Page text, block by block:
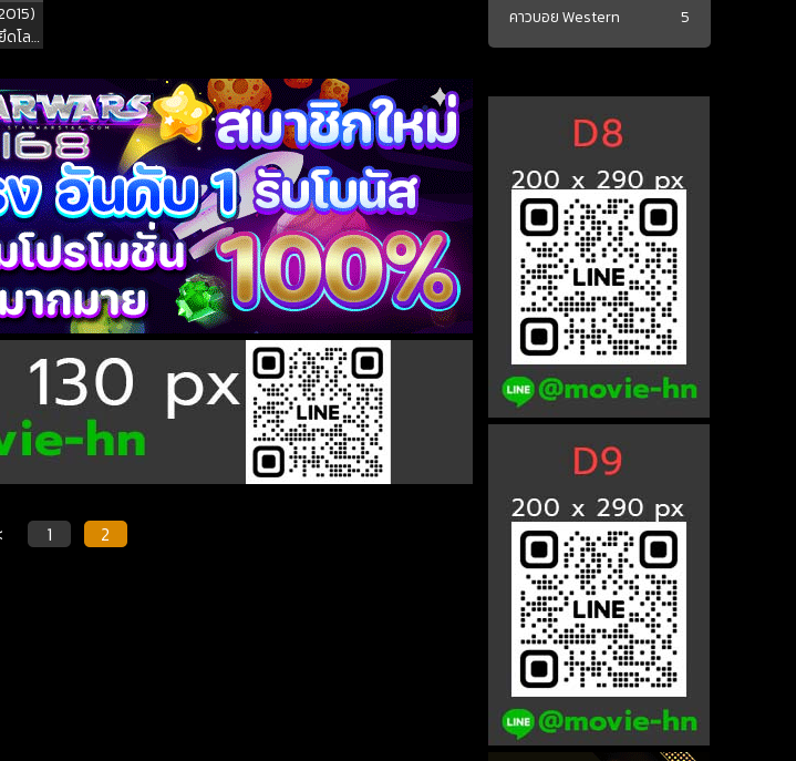
ดโลก
1 2
คาวบอย Western
5